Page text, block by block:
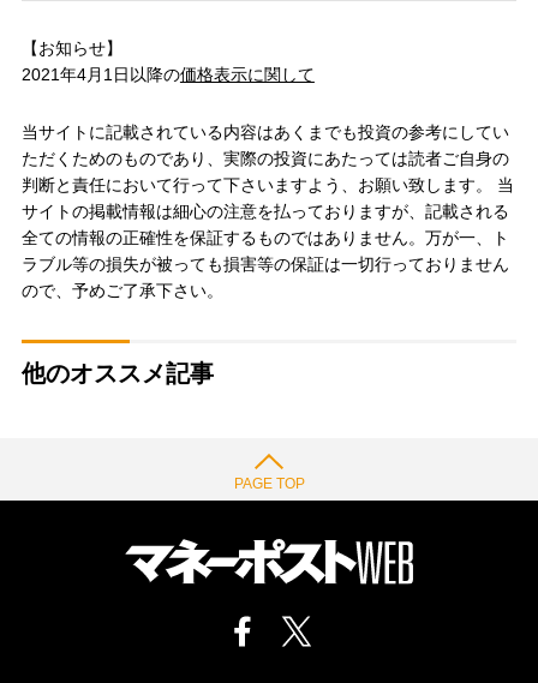
【お知らせ】
2021年4月1日以降の価格表示に関して
当サイトに記載されている内容はあくまでも投資の参考にしてい
ただくためのものであり、実際の投資にあたっては読者ご自身の
判断と責任において行って下さいますよう、お願い致します。 当
サイトの掲載情報は細心の注意を払っておりますが、記載される
全ての情報の正確性を保証するものではありません。万が一、ト
ラブル等の損失が被っても損害等の保証は一切行っておりません
ので、予めご了承下さい。
他のオススメ記事
PAGE TOP